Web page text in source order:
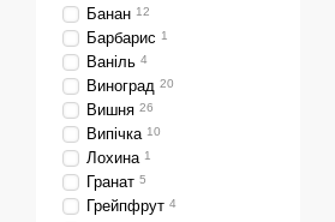
Банан 12
Барбарис 1
Ваніль 4
Виноград 20
Вишня 26
Випічка 10
Лохина 1
Гранат 5
Грейпфрут 4